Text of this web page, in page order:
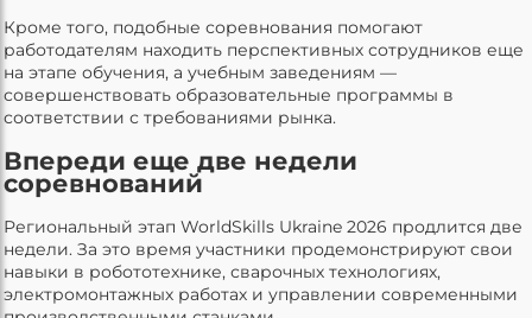
Кроме того, подобные соревнования помогают
работодателям находить перспективных сотрудников еще
на этапе обучения, а учебным заведениям —
совершенствовать образовательные программы в
соответствии с требованиями рынка.
Впереди еще две недели
соревнований
Региональный этап WorldSkills Ukraine 2026 продлится две
недели. За это время участники продемонстрируют свои
навыки в робототехнике, сварочных технологиях,
электромонтажных работах и управлении современными